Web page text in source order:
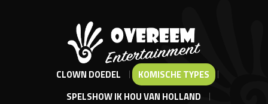
CLOWN DOEDEL
KOMISCHE TYPES
SPELSHOW IK HOU VAN HOLLAND